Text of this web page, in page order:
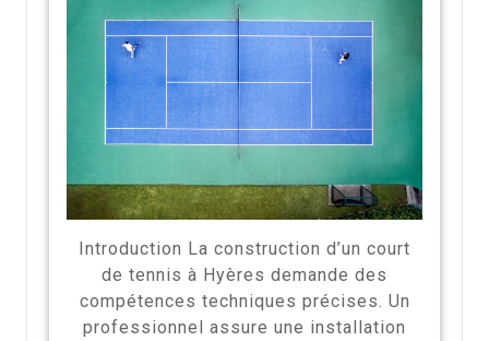
Introduction La construction d’un court
de tennis à Hyères demande des
compétences techniques précises. Un
professionnel assure une installation